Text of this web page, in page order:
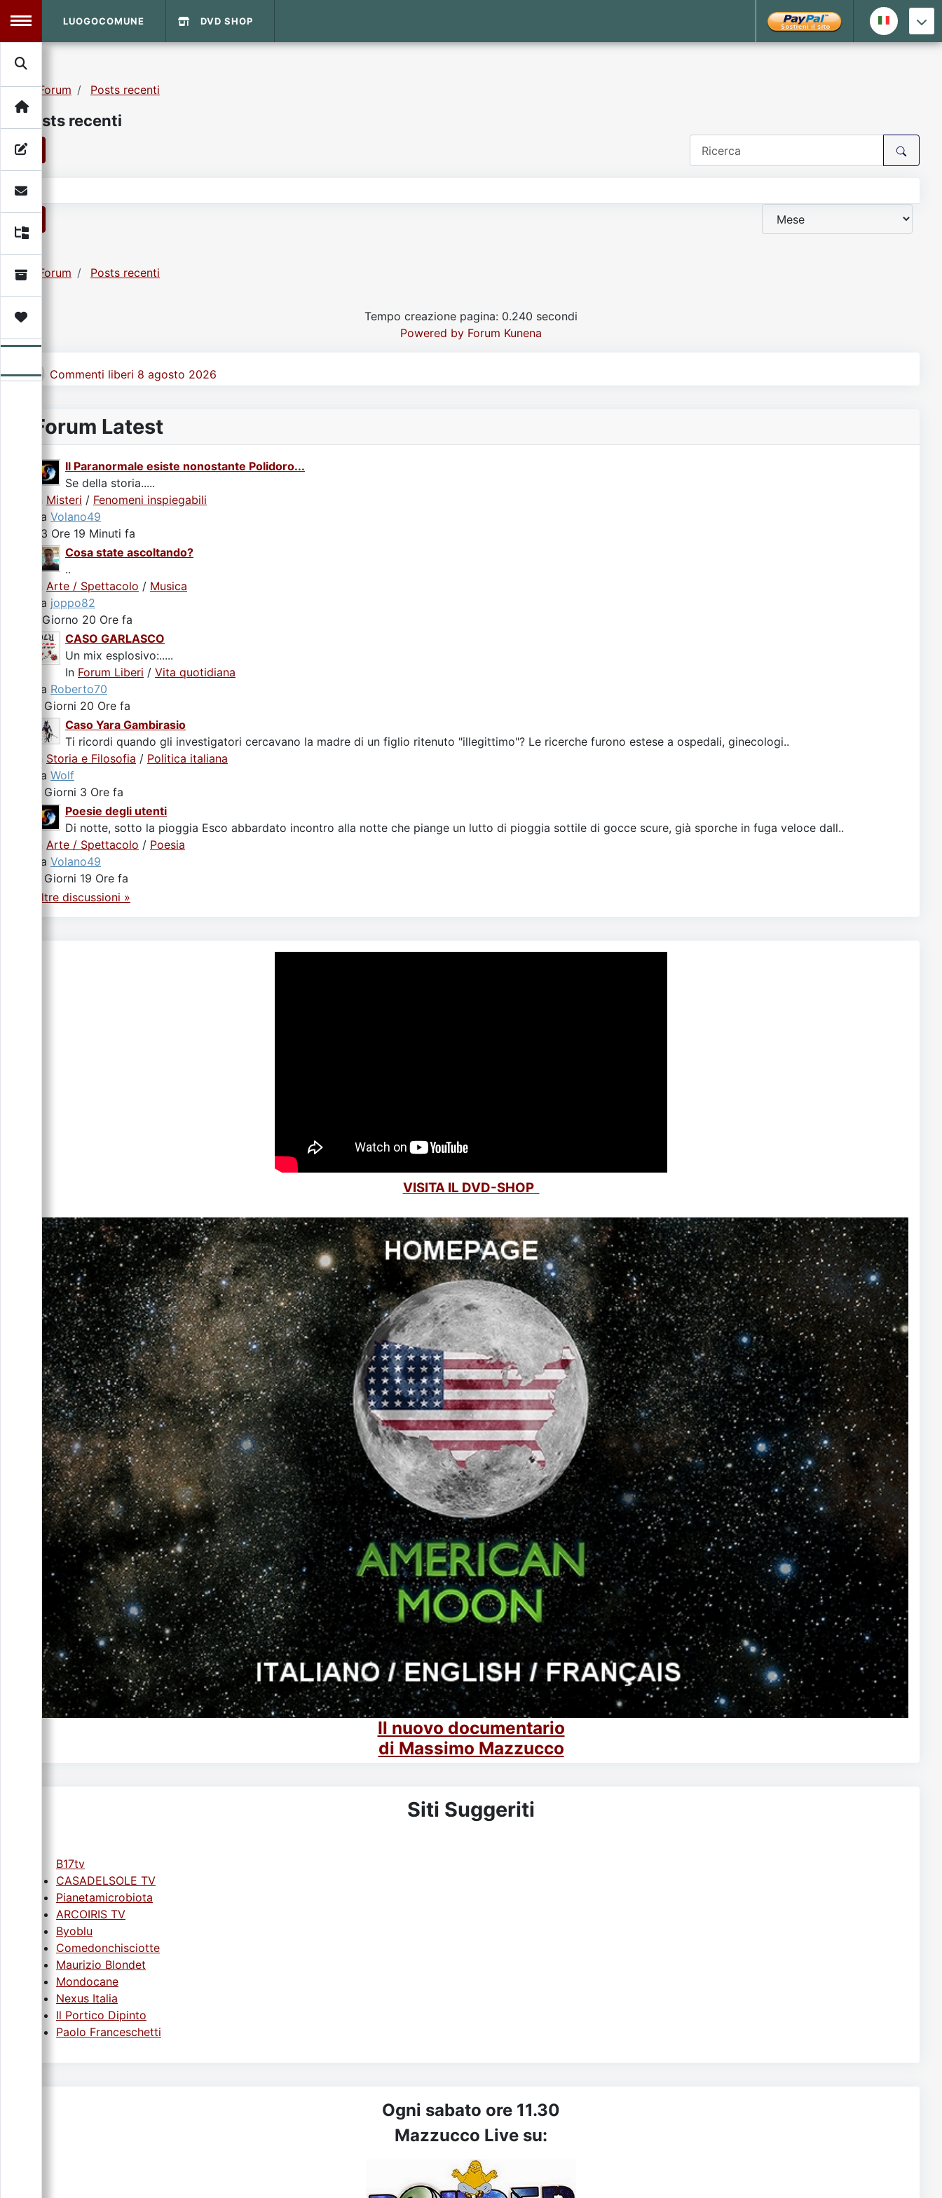
MENU
Search
Vecchio Sito
Archivio
LUOGOCOMUNE DVD SHOP
Forum Posts recenti
Posts recenti
Forum Posts recenti
Tempo creazione pagina: 0.240 secondi
Powered by Forum Kunena
Commenti liberi 8 agosto 2026
Forum Latest
Il Paranormale esiste nonostante Polidoro...
Se della storia.....
Misteri / Fenomeni inspiegabili
da Volano49
23 Ore 19 Minuti fa
Cosa state ascoltando?
..
Arte / Spettacolo / Musica
da joppo82
1 Giorno 20 Ore fa
CASO GARLASCO
Un mix esplosivo:.....
In Forum Liberi / Vita quotidiana
da Roberto70
2 Giorni 20 Ore fa
Caso Yara Gambirasio
Ti ricordi quando gli investigatori cercavano la madre di un figlio ritenuto "illegittimo"? Le ricerche furono estese a ospedali, ginecologi..
Storia e Filosofia / Politica italiana
da Wolf
4 Giorni 3 Ore fa
Poesie degli utenti
Di notte, sotto la pioggia Esco abbardato incontro alla notte che piange un lutto di pioggia sottile di gocce scure, già sporche in fuga veloce dall..
Arte / Spettacolo / Poesia
da Volano49
4 Giorni 19 Ore fa
Altre discussioni »
VISITA IL DVD-SHOP
Il nuovo documentario
di Massimo Mazzucco
Siti Suggeriti
B17tv
CASADELSOLE TV
Pianetamicrobiota
ARCOIRIS TV
Byoblu
Comedonchisciotte
Maurizio Blondet
Mondocane
Nexus Italia
Il Portico Dipinto
Paolo Franceschetti
Ogni sabato ore 11.30
Mazzucco Live su: